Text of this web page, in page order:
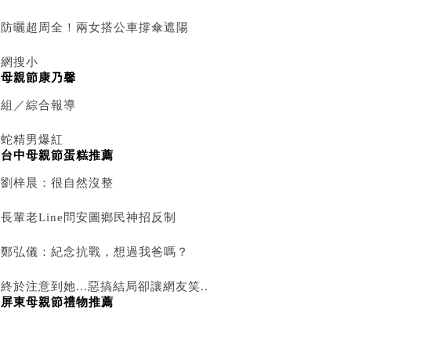
防曬超周全！兩女搭公車撐傘遮陽
網搜小
母親節康乃馨
組／綜合報導
蛇精男爆紅
台中母親節蛋糕推薦
劉梓晨：很自然沒整
長輩老Line問安圖鄉民神招反制
鄭弘儀：紀念抗戰，想過我爸嗎？
終於注意到她...惡搞結局卻讓網友笑..
屏東母親節禮物推薦